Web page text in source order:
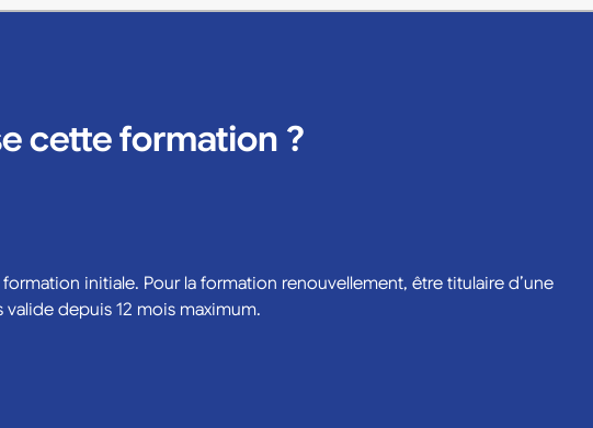
cette formation ?
initiale. Pour la formation renouvellement, être titulaire d’une
valide depuis 12 mois maximum.